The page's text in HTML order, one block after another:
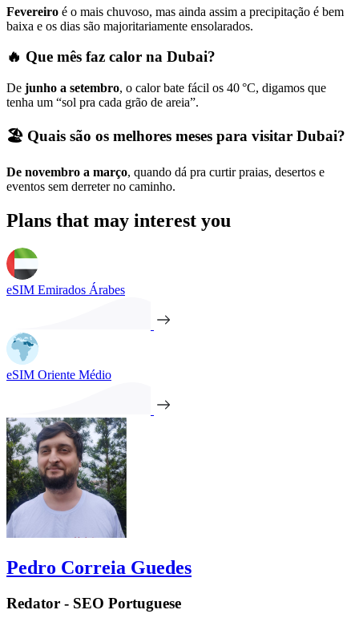
Fevereiro é o mais chuvoso, mas ainda assim a precipitação é bem
baixa e os dias são majoritariamente ensolarados.
🔥 Que mês faz calor na Dubai?
De junho a setembro, o calor bate fácil os 40 °C, digamos que
tenha um “sol pra cada grão de areia”.
🏖️ Quais são os melhores meses para visitar Dubai?
De novembro a março, quando dá pra curtir praias, desertos e
eventos sem derreter no caminho.
Plans that may interest you
eSIM Emirados Árabes
eSIM Oriente Médio
Pedro Correia Guedes
Redator - SEO Portuguese